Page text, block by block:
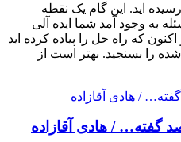
اید. این گام یک نقطه
به وجود آمد شما ایده آلی
که راه حل را پیاده کرده اید
را بسنجید. بهتر است از
گفته… / هادی آقازاده